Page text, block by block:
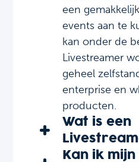
een
events aan te
kan onder de
Livestreamer
geheel
enterprise en
producten.
Wat is een
Kan ik